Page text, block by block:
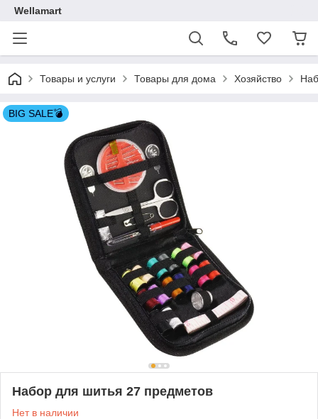
Wellamart
Товары и услуги Товары для дома Хозяйство
BIG SALE💣
Набор для шитья 27 предметов
Нет в наличии